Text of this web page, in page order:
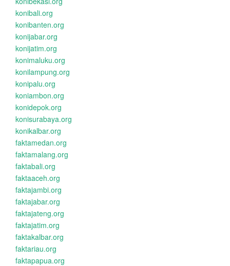
konibali.org
konibanten.org
konijabar.org
konijatim.org
konimaluku.org
konilampung.org
konipalu.org
koniambon.org
konidepok.org
konisurabaya.org
konikalbar.org
faktamedan.org
faktamalang.org
faktabali.org
faktaaceh.org
faktajambi.org
faktajabar.org
faktajateng.org
faktajatim.org
faktakalbar.org
faktariau.org
faktapapua.org